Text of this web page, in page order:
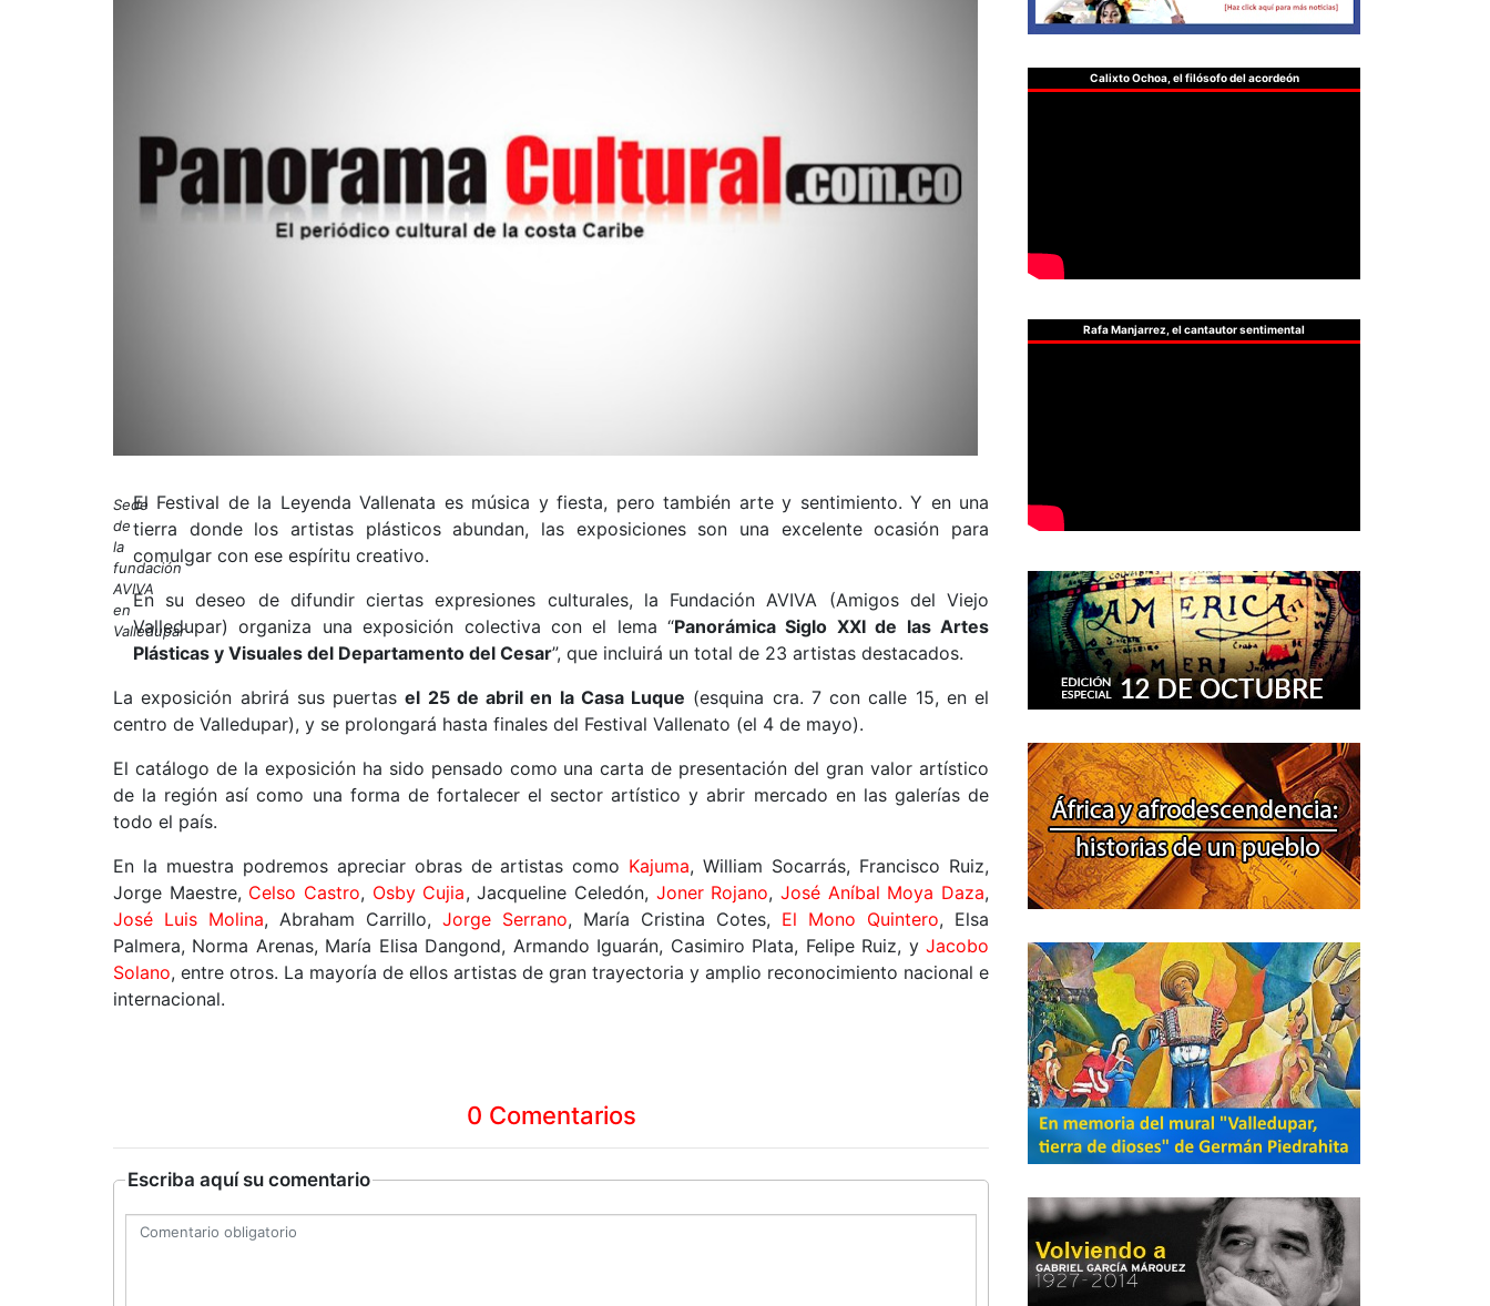
Sede
de
la
fundación
AVIVA
en
Valledupar
El Festival de la Leyenda Vallenata es música y fiesta, pero también arte y sentimiento. Y en una
tierra donde los artistas plásticos abundan, las exposiciones son una excelente ocasión para
comulgar con ese espíritu creativo.
En su deseo de difundir ciertas expresiones culturales, la Fundación AVIVA (Amigos del Viejo
Valledupar) organiza una exposición colectiva con el lema “Panorámica Siglo XXI de las Artes
Plásticas y Visuales del Departamento del Cesar”, que incluirá un total de 23 artistas destacados.
La exposición abrirá sus puertasel 25 de abril en la Casa Luque (esquina cra. 7 con calle 15, en el
centro de Valledupar), y se prolongará hasta finales del Festival Vallenato (el 4 de mayo).
El catálogo de la exposición ha sido pensado como una carta de presentación del gran valor artístico
de la región así como una forma de fortalecer el sector artístico y abrir mercado en las galerías de
todo el país.
En la muestra podremos apreciar obras de artistas como Kajuma, William Socarrás, Francisco Ruiz,
Jorge Maestre, Celso Castro, Osby Cujia, Jacqueline Celedón, Joner Rojano, José Aníbal Moya Daza,
José Luis Molina, Abraham Carrillo, Jorge Serrano, María Cristina Cotes, El Mono Quintero, Elsa
Palmera, Norma Arenas, María Elisa Dangond, Armando Iguarán, Casimiro Plata, Felipe Ruiz, y Jacobo
Solano, entre otros. La mayoría de ellos artistas de gran trayectoria y amplio reconocimiento nacional e
internacional.
0 Comentarios
Escriba aquí su comentario
Calixto Ochoa, el filósofo del acordeón
Rafa Manjarrez, el cantautor sentimental